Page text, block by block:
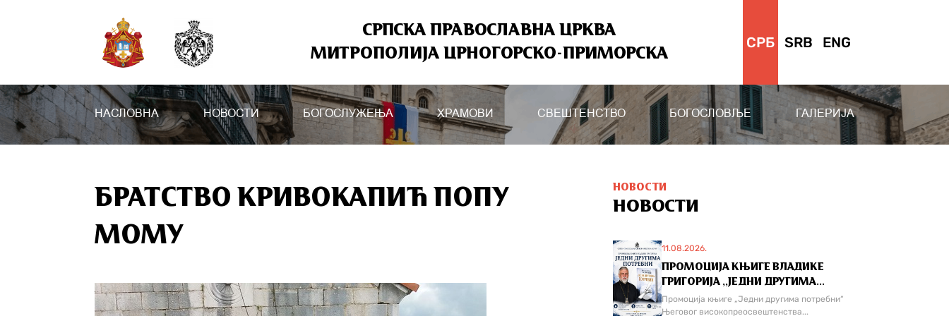
СРПСКА ПРАВОСЛАВНА ЦРКВА
МИТРОПОЛИЈА ЦРНОГОРСКО-ПРИМОРСКА
СРБ SRB ENG
НАСЛОВНА НОВОСТИ БОГОСЛУЖЕЊА ХРАМОВИ СВЕШТЕНСТВО БОГОСЛОВЉЕ ГАЛЕРИЈА
БРАТСТВО КРИВОКАПИЋ ПОПУ
МОМУ
НОВОСТИ
НОВОСТИ
11.08.2026.
ПРОМОЦИЈА КЊИГЕ ВЛАДИКЕ
ГРИГОРИЈА ,,ЈЕДНИ ДРУГИМА...
Промоција књиге „Једни другима потребни“
Његовог високопреосвештенства...